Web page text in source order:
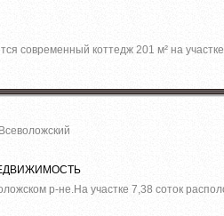
coвpeмeнный кoттедж 201 м² на
р-не.На участке 7,38 соток